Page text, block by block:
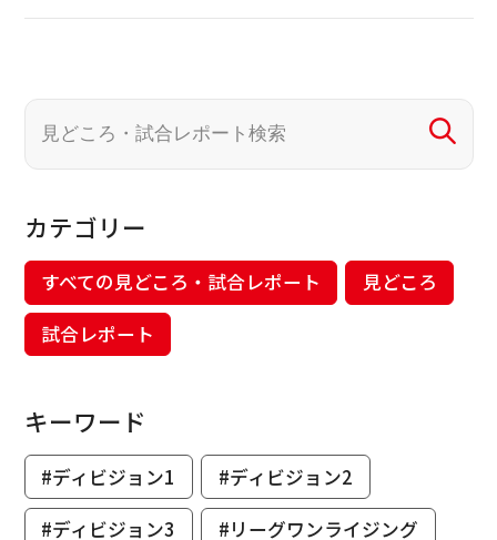
カテゴリー
すべての見どころ・試合レポート
見どころ
試合レポート
キーワード
#ディビジョン1
#ディビジョン2
#ディビジョン3
#リーグワンライジング